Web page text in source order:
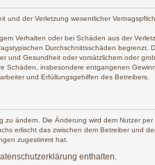
der Verletzung wesentlicher
Verhalten oder bei Schäden aus der
Durchschnittsschäden begrenzt.
Gesundheit oder vorsätzlichem oder
Schäden, insbesondere entgangenen Gewinn.
und Erfüllungsgehilfen des Betreibers.
ändern. Die Änderung wird dem Nutzer per
erlischt das zwischen dem Betreiber und
zugestimmt hat.
enthalten.